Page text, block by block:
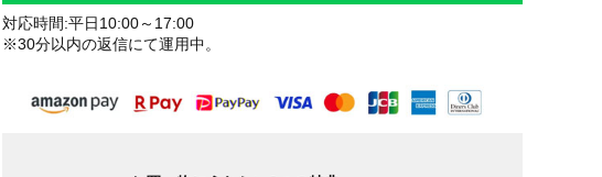
対応時間:平日10:00～17:00
※30分以内の返信にて運用中。